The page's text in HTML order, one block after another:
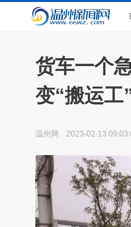
货车一个
变“搬运工
温州网 2023-02-13